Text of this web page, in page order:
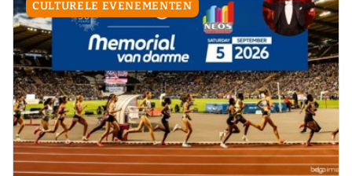
CULTURELE EVENEMENTEN